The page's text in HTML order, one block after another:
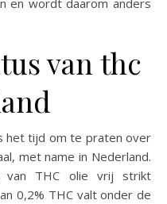
en wordt daarom anders
van thc
het tijd om te praten over
met name in Nederland.
THC olie vrij strikt
0,2% THC valt onder de